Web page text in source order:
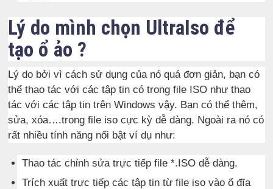
Lý do mình chọn UltraIso để
tạo ổ ảo ?
Lý do bởi vì cách sử dụng của nó quá đơn giản, bạn có
thể thao tác với các tập tin có trong file ISO như thao
tác với các tập tin trên Windows vậy. Bạn có thể thêm,
sửa, xóa….trong file iso cực kỳ dễ dàng. Ngoài ra nó có
rất nhiều tính năng nổi bật ví dụ như:
Thao tác chỉnh sửa trực tiếp file *.ISO dễ dàng.
Trích xuất trực tiếp các tập tin từ file iso vào ổ đĩa